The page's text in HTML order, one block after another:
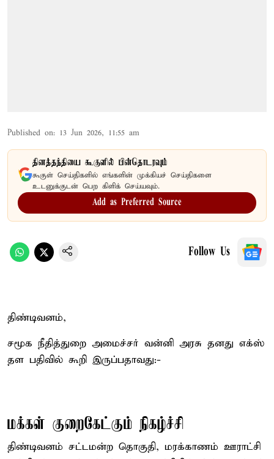
Published on: 13 Jun 2026, 11:55 am
தினத்தந்தியை கூகுளில் பின்தொடரவும்
கூகுள் செய்திகளில் எங்களின் முக்கியச் செய்திகளை
உடனுக்குடன் பெற கிளிக் செய்யவும்.
Add as Preferred Source
Follow Us
திண்டிவனம்,
சமூக நீதித்துறை அமைச்சர் வன்னி அரசு தனது எக்ஸ்
தள பதிவில் கூறி இருப்பதாவது:-
மக்கள் குறைகேட்கும் நிகழ்ச்சி
திண்டிவனம் சட்டமன்ற தொகுதி, மரக்காணம் ஊராட்சி